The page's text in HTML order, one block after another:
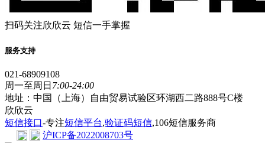
扫码关注欣欣云 短信一手掌握
服务支持
021-68909108
周一至周日 7:00-24:00
地址：中国（上海）自由贸易试验区环湖西二路888号C楼
欣欣云
短信接口-专注短信平台,验证码短信,106短信服务商
沪ICP备2022008703号